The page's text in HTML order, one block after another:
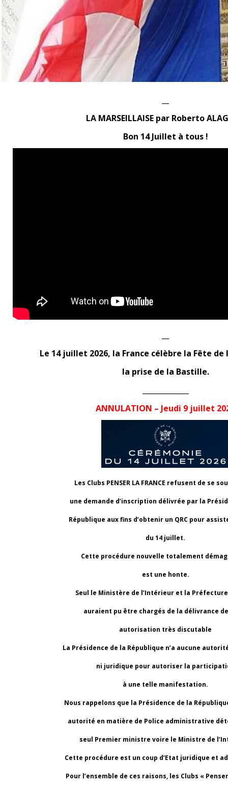
LA MARSEILLAISE par Roberto
Bon 14 Juillet à tous !
Le 14 juillet 2026, la France célèbre la Fête
la prise de la Bastille.
ANNULATION – Jeudi 9 juillet
Les Clubs PENSER LA FRANCE refusent de se
une demande d’inscription délivrée par la
République aux fins d’obtenir un QRC pour
du 14 juillet.
Cette procédure nouvelle totalement
est une honte.
Seul le Ministère de l’Intérieur et la
auraient pu être chargés de la délivrance
autorisation très discutable
La Présidence de la République n’a aucune
ni juridique pour autoriser la
à une telle manifestation.
Nous rappelons que la Présidence de la
autorité en matière de Police administrative
seul Premier ministre voire le Ministre de
Cette procédure est un coup d’Etat juridique et
Pour l’ensemble de ces raisons, les Clubs «